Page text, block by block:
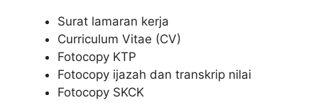
Surat lamaran kerja
Curriculum Vitae (CV)
Fotocopy KTP
Fotocopy ijazah dan transkrip nilai
Fotocopy SKCK